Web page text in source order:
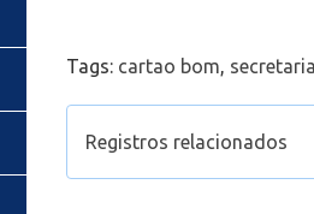
Tags: cartao bom,
Registros relacionados